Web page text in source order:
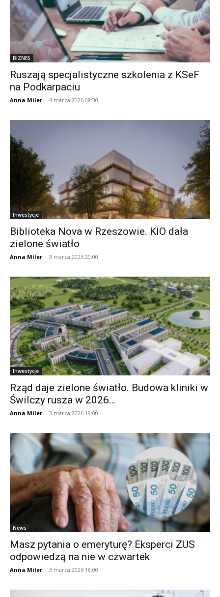
BIZNES
Ruszają specjalistyczne szkolenia z KSeF
na Podkarpaciu
Anna Miler - 4 marca 2026 08:30
Inwestycje
Biblioteka Nova w Rzeszowie. KIO dała
zielone światło
Anna Miler - 3 marca 2026 20:00
Inwestycje
Rząd daje zielone światło. Budowa kliniki w
Świlczy rusza w 2026...
Anna Miler - 3 marca 2026 19:00
News
Masz pytania o emeryturę? Eksperci ZUS
odpowiedzą na nie w czwartek
Anna Miler - 3 marca 2026 18:00